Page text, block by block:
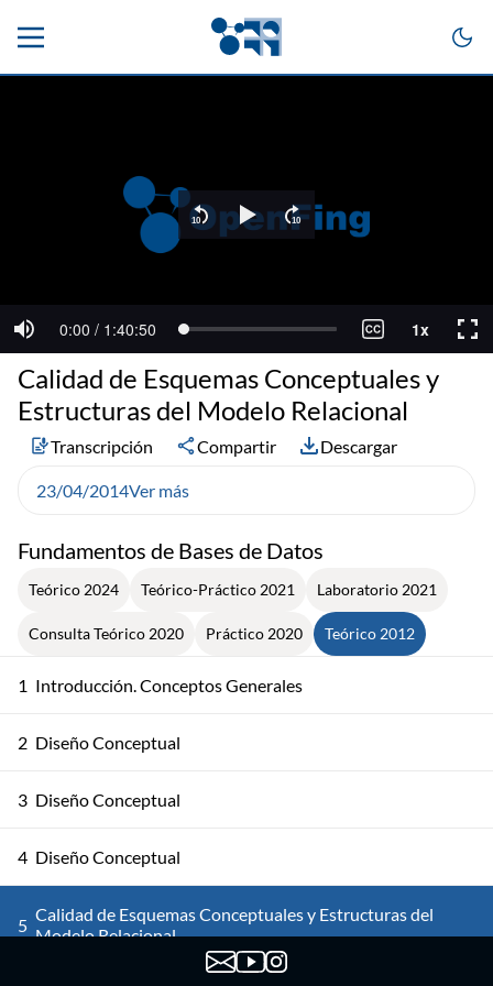
Fundamentos de Bases de Datos
Teórico 2024 Teórico-Práctico 2021 Laboratorio 2021
Consulta Teórico 2020 Práctico 2020 Teórico 2012
1 Introducción. Conceptos Generales
2 Diseño Conceptual
3 Diseño Conceptual
4 Diseño Conceptual
5 Calidad de Esquemas Conceptuales y Estructuras del
Modelo Relacional
Calidad de Esquemas Conceptuales y
Estructuras del Modelo Relacional
Transcripción Compartir Descargar
23/04/2014Ver más